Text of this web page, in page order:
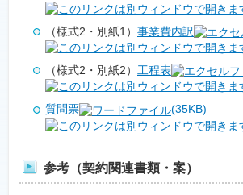
（様式2・別紙1） 事業費内訳
（様式2・別紙2） 工程表
質問票 (35KB)
参考（契約関連書類・案）